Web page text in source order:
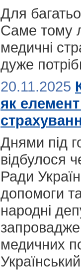
Для
Саме тому
медичні
дуже
20.11.2025
як
Днями під
відбулося
Ради
допомоги
народні
медичних